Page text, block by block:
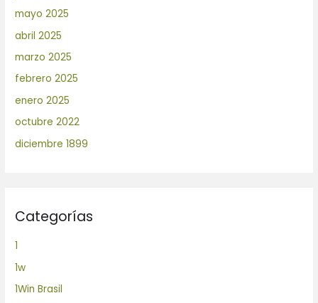
mayo 2025
abril 2025
marzo 2025
febrero 2025
enero 2025
octubre 2022
diciembre 1899
Categorías
1
1w
1Win Brasil